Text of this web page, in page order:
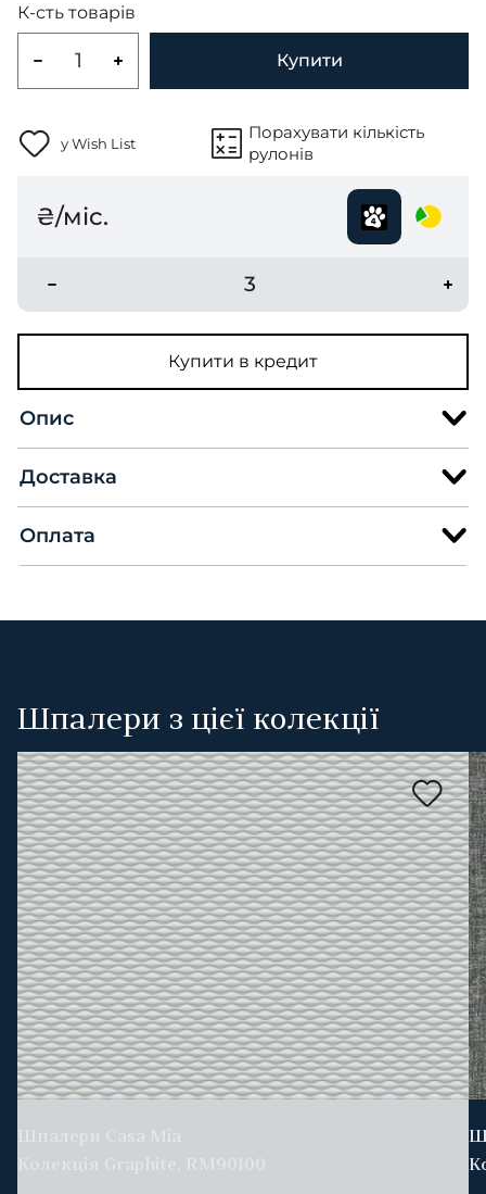
К-сть товарів
Купити
у Wish List
Порахувати кількість
рулонів
₴/міс.
3
Купити в кредит
Опис
Доставка
Оплата
Шпалери з цієї колекції